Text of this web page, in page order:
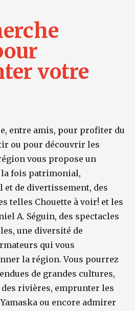
votre
entre amis, pour profiter du
ou pour découvrir les
vous propose un
fois patrimonial,
de divertissement, des
telles Chouette à voir! et les
A. Séguin, des spectacles
une diversité de
qui vous
la région. Vous pourrez
de grandes cultures,
rivières, emprunter les
ou encore admirer